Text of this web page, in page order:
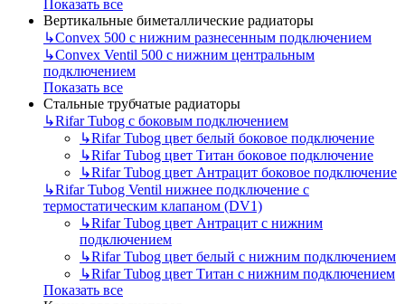
Показать все
Вертикальные биметаллические радиаторы
↳Convex 500 с нижним разнесенным подключением
↳Convex Ventil 500 с нижним центральным
подключением
Показать все
Стальные трубчатые радиаторы
↳Rifar Tubog с боковым подключением
↳Rifar Tubog цвет белый боковое подключение
↳Rifar Tubog цвет Титан боковое подключение
↳Rifar Tubog цвет Антрацит боковое подключение
↳Rifar Tubog Ventil нижнее подключение с
термостатическим клапаном (DV1)
↳Rifar Tubog цвет Антрацит с нижним
подключением
↳Rifar Tubog цвет белый с нижним подключением
↳Rifar Tubog цвет Титан с нижним подключением
Показать все